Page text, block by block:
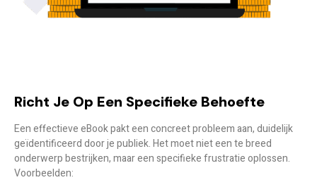
Richt Je Op Een Specifieke Behoefte
Een effectieve eBook pakt eenconcreet probleemaan, duidelijk
geïdentificeerd door je publiek. Het moet niet een te breed
onderwerp bestrijken, maar een specifieke frustratie oplossen.
Voorbeelden: